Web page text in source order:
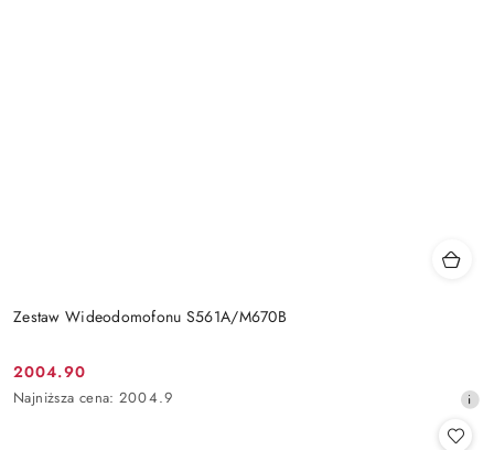
Zestaw Wideodomofonu S561A/M670B
Cena
promocyjna:
2004.90
Najniższa
Najniższa cena: 2004.9